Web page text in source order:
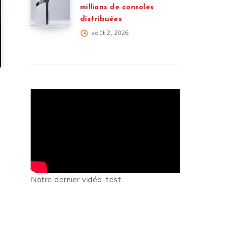
millions de consoles
distribuées
août 2, 2026
Notre dernier vidéo-test